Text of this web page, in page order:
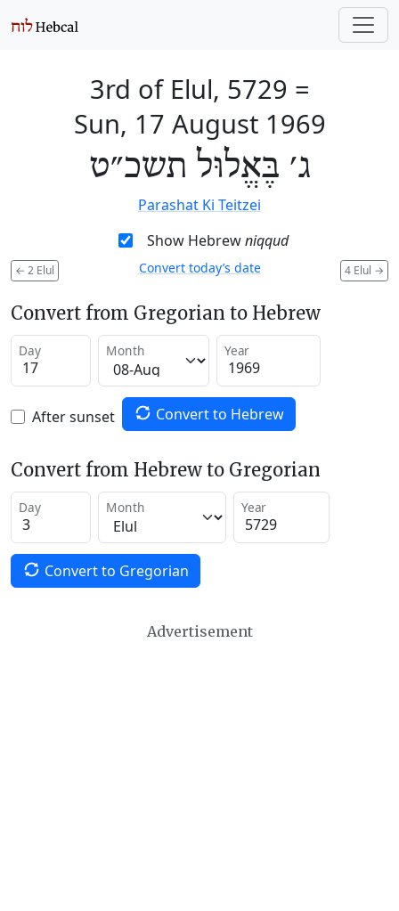
3rd of Elul, 5729 =
Sun, 17 August 1969
ג׳ בֶּאֱלוּל תשכ״ט
Parashat Ki Teitzei
Show Hebrewniqqud
← 2 Elul 4 Elul →
Convert today’s date
Convert from Gregorian to Hebrew
Day Month Year
After sunset Convert to Hebrew
Convert from Hebrew to Gregorian
Day Month Year
Convert to Gregorian
Advertisement